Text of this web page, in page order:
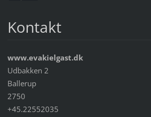
Kontakt
www.evakielgast.dk
Udbakken 2
Ballerup
2750
+45.22552035